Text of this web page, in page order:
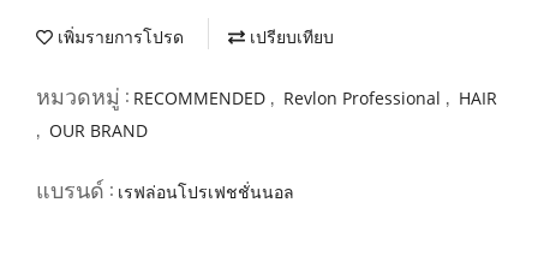
เพิ่มรายการโปรด เปรียบเทียบ
หมวดหมู่ : RECOMMENDED , Revlon Professional , HAIR
, OUR BRAND
แบรนด์ : เรฟล่อนโปรเฟชชั่นนอล